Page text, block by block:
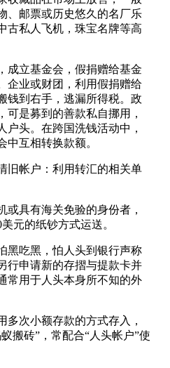
、邮票或历史悠久的名厂乐
古私人飞机，珠宝名牌等高
立基金会，假捐赠给基金
企业或财团，利用假捐赠给
钱到右手，逃漏所得税。政
可是募到的善款私自挪用，
户头。在跨国洗钱活动中，
中互相转换款额。
帐户：利用转汇的相关单
具有海关免验的身份者，
元的纸钞方式运送。
吃黑，怕人头到银行声称
行申请新的存摺与提款卡并
常用于人头本身所不知的外
次小额存款的方式存入，
搬砖”，常配合“人头帐户”使